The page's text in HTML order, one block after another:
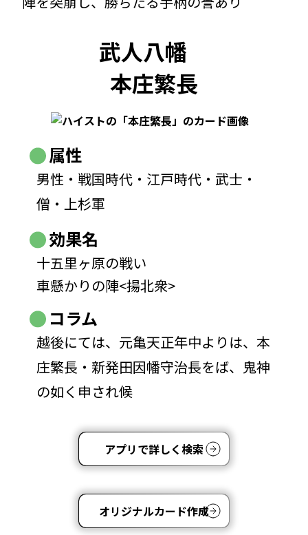
武人八幡
本庄繁長
属性
男性・戦国時代・江戸時代・武士・
僧・上杉軍
効果名
十五里ヶ原の戦い
車懸かりの陣<揚北衆>
コラム
越後にては、元亀天正年中よりは、本
庄繁長・新発田因幡守治長をば、鬼神
の如く申され候
アプリで詳しく検索
オリジナルカード作成